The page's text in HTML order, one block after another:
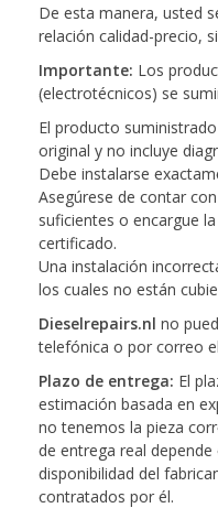
De esta manera, usted
relación calidad-precio,
Importante: Los
(electrotécnicos) se
El producto
original y no incluye
Debe instalarse
Asegúrese de contar
suficientes o encargue
certificado.
Una instalación
los cuales no están
Dieselrepairs.nl no
telefónica o por correo
Plazo de entrega: El
estimación basada en
no tenemos la pieza
de entrega real
disponibilidad del
contratados por él.